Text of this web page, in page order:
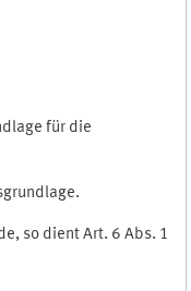
für die
so dient Art. 6 Abs. 1